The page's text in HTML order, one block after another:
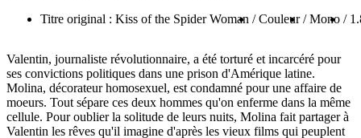
Titre original : Kiss of the Spider Woman / Couleur / Mono /
Valentin, journaliste révolutionnaire, a été torturé et incarcéré pour
ses convictions politiques dans une prison d'Amérique latine.
Molina, décorateur homosexuel, est condamné pour une affaire de
moeurs. Tout sépare ces deux hommes qu'on enferme dans la même
cellule. Pour oublier la solitude de leurs nuits, Molina fait partager à
Valentin les rêves qu'il imagine d'après les vieux films qui peuplent